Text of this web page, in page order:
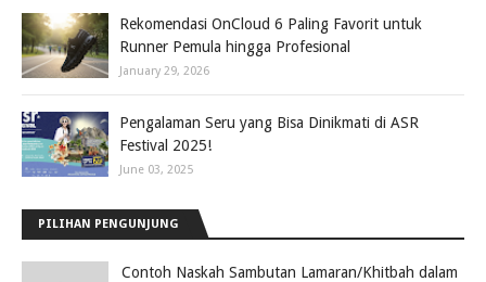
Rekomendasi OnCloud 6 Paling Favorit untuk
Runner Pemula hingga Profesional
January 29, 2026
Pengalaman Seru yang Bisa Dinikmati di ASR
Festival 2025!
June 03, 2025
PILIHAN PENGUNJUNG
Contoh Naskah Sambutan Lamaran/Khitbah dalam